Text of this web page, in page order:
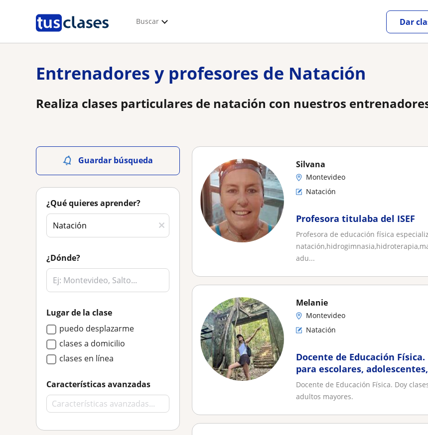
Buscar Dar
Entrenadores y profesores de Natación
Realiza clases particulares de natación con nuestros
Guardar búsqueda
¿Qué quieres aprender?
¿Dónde?
Lugar de la clase
puedo desplazarme
clases a domicilio
clases en línea
Características avanzadas
Silvana
Montevideo
Natación
Profesora titulaba del ISEF
Profesora de educación física
adu...
Melanie
Montevideo
Natación
Docente de Educación
para escolares,
mayores
Docente de Educación Física. Doy
adultos mayores.